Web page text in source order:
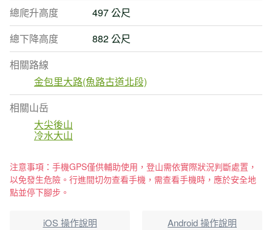
總爬升高度
497 公尺
總下降高度
882 公尺
相關路線
金包里大路(魚路古道北段)
相關山岳
大尖後山
冷水大山
注意事項：手機GPS僅供輔助使用，登山需依實際狀況判斷處置，
以免發生危險。行進間切勿查看手機，需查看手機時，應於安全地
點並停下腳步。
iOS 操作說明 Android 操作說明